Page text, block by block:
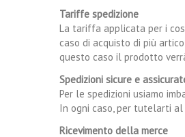
Tariffe spedizione
La tariffa applicata per i
caso di acquisto di più
questo caso il prodotto
Spedizioni sicure e
Per le spedizioni usiamo
In ogni caso, per tutelarti al
Ricevimento della merce